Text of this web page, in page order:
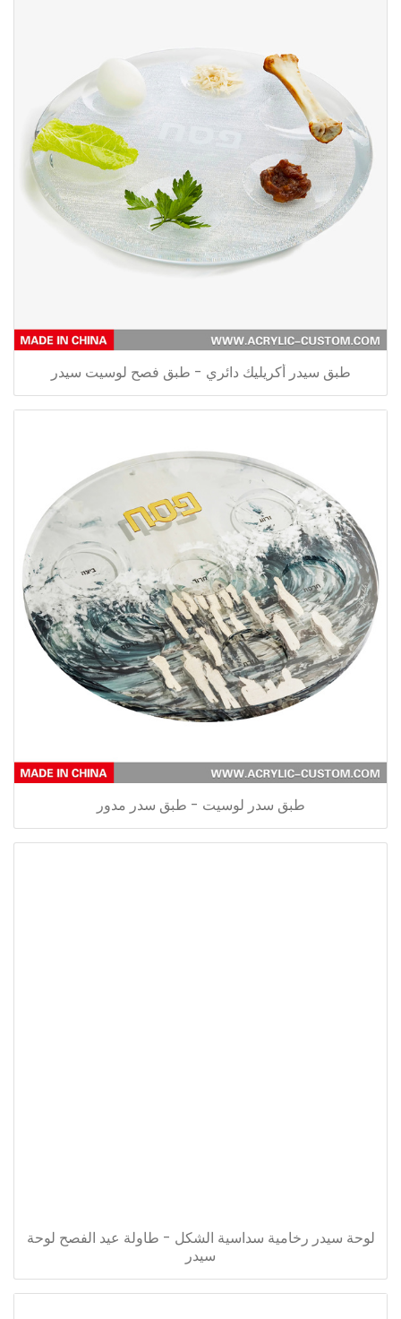
طبق سيدر أكريليك دائري - طبق فصح لوسيت سيدر
طبق سدر لوسيت - طبق سدر مدور
لوحة سيدر رخامية سداسية الشكل - طاولة عيد الفصح لوحة
سيدر